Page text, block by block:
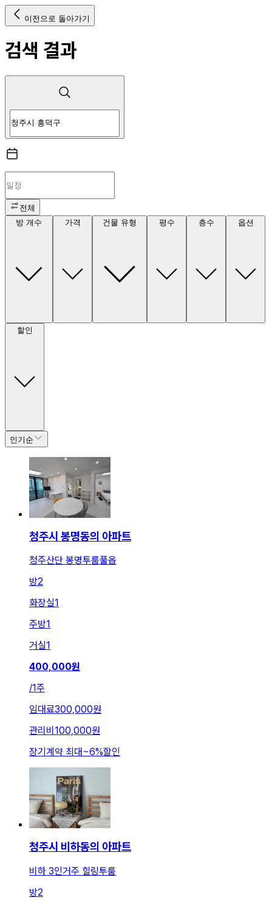
이전으로 돌아가기
검색 결과
전체
방 개수
가격 건물 유형 평수 층수 옵션
할인
인기순
청주시 봉명동의 아파트
청주산단 봉명투룸풀옵
방2
화장실1
주방1
거실1
400,000원
/1주
임대료300,000원
관리비 100,000원
장기계약 최대 ~6%할인
청주시 비하동의 아파트
비하 3인거주 힐링투룸
방2